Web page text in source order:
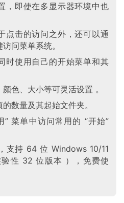
，即使在多显示器环境中也
点击的访问之外，还可以通
问菜单系统。
时使用自己的开始菜单和其
色、大小等可灵活设置 。
数量及其起始文件夹。
” 菜单中访问常用的 “开始”
支持 64 位 Windows 10/11
性 32 位版本 ），免费使